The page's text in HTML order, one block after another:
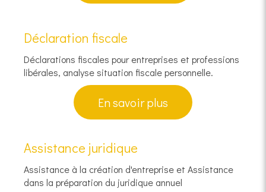
Déclaration fiscale
Déclarations fiscales pour entreprises et professions
libérales, analyse situation fiscale personnelle.
En savoir plus
Assistance juridique
Assistance à la création d'entreprise et Assistance
dans la préparation du juridique annuel